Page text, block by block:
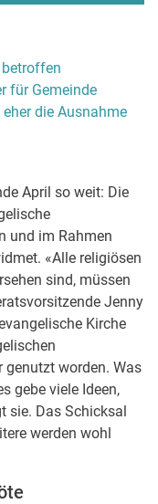
für Gemeinde
die Ausnahme
April so weit: Die
und im Rahmen
«Alle religiösen
sind, müssen
Jenny
Kirche
genutzt worden. Was
gebe viele Ideen,
sie. Das Schicksal
werden wohl